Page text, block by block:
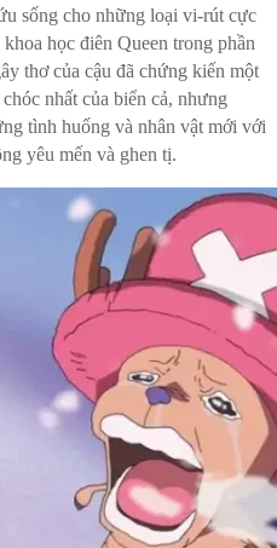
sống cho những loại vi-rút cực
học điên Queen trong phần
thơ của cậu đã chứng kiến ​​một
nhất của biển cả, nhưng
tình huống và nhân vật mới với
yêu mến và ghen tị.